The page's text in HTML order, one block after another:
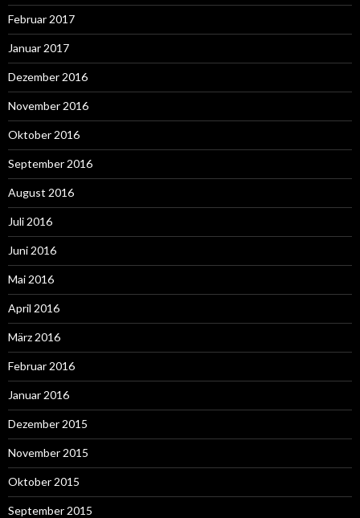
Februar 2017
Januar 2017
Dezember 2016
November 2016
Oktober 2016
September 2016
August 2016
Juli 2016
Juni 2016
Mai 2016
April 2016
März 2016
Februar 2016
Januar 2016
Dezember 2015
November 2015
Oktober 2015
September 2015